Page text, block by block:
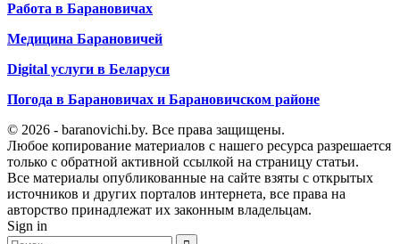
Работа в Барановичах
Медицина Барановичей
Digital услуги в Беларуси
Погода в Барановичах и Барановичском районе
© 2026 - baranovichi.by. Все права защищены.
Любое копирование материалов с нашего ресурса разрешается
только с обратной активной ссылкой на страницу статьи.
Все материалы опубликованные на сайте взяты с открытых
источников и других порталов интернета, все права на
авторство принадлежат их законным владельцам.
Sign in